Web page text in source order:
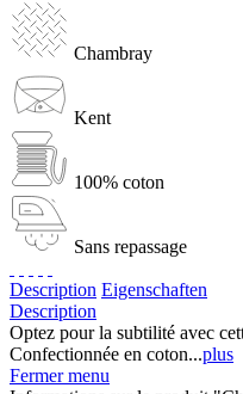
Chambray
Kent
100% coton
Sans repassage
Description Eigenschaften
Description
Optez pour la subtilité avec
Confectionnée en coton...plus
Fermer menu